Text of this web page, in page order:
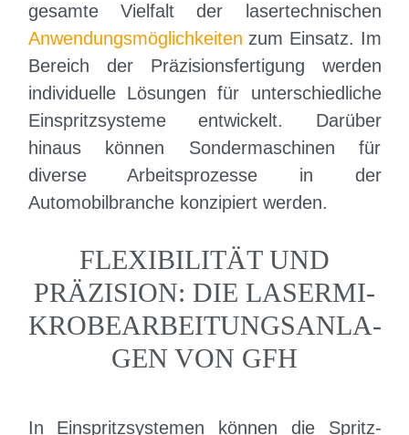
e
N
a
v
g
o
n
gesamte Vielfalt der laser­technischen
Anwendungs­möglichkeiten zum Einsatz. Im
Bereich der Präzisionsfertigung werden
individuelle Lösungen für unterschiedliche
Einspritzsysteme entwickelt. Darüber
hinaus können Sondermaschinen für
diverse Arbeitsprozesse in der
Automobilbranche konzipiert werden.
FLEXIBILITÄT UND
PRÄZISION: DIE LA­SER­­MI­
KRO­­BE­AR­BEI­TUNGS­­AN­LA­
GEN VON GFH
In Einspritz­systemen können die Spritz­